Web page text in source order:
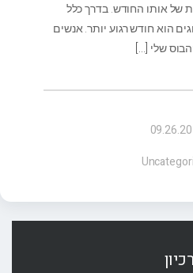
של אותו החודש. בדרך כלל
הוא חודש רגוע יותר. אנשים
שלי […]